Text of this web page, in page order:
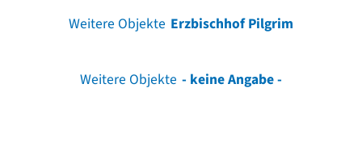
Weitere Objekte Erzbischhof Pilgrim
Weitere Objekte - keine Angabe -